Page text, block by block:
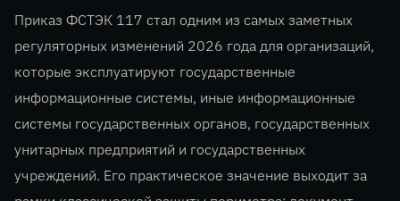
Приказ ФСТЭК 117 стал одним из самых заметных
регуляторных изменений 2026 года для организаций,
которые эксплуатируют государственные
информационные системы, иные информационные
системы государственных органов, государственных
унитарных предприятий и государственных
учреждений. Его практическое значение выходит за